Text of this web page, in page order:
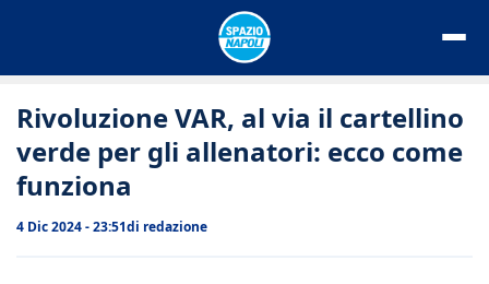
Rivoluzione VAR, al via il cartellino
verde per gli allenatori: ecco come
funziona
4 Dic 2024 - 23:51di redazione